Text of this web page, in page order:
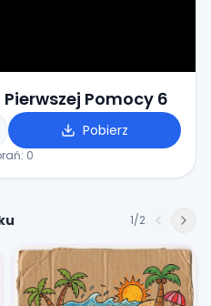
Pomocy 6
Pobierz
0
1/2